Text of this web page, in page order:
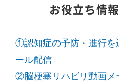
お役立ち情
①認知症の予防・進行を
ール配信
②脳梗塞リハビリ動画メ